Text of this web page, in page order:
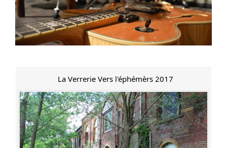
La Verrerie Vers l'éphémèrs 2017